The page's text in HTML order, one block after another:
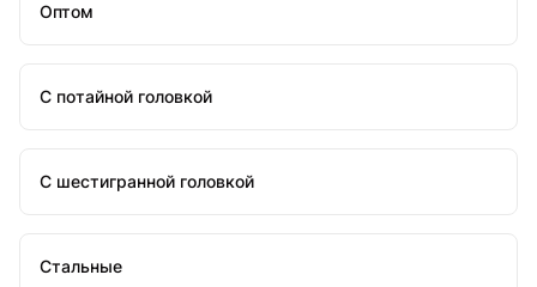
Оптом
С потайной головкой
С шестигранной головкой
Стальные